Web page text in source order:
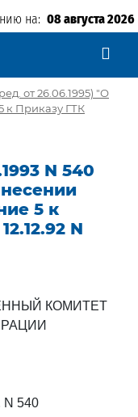
на: 08 августа 2026
от 26.06.1995) "О
к Приказу ГТК
N 540
5 к
N
КОМИТЕТ
N 540